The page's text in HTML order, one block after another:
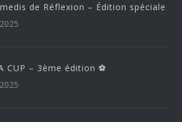
de Réflexion – Édition spéciale
CUP – 3ème édition ⚽